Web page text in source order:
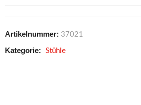
Artikelnummer: 37021
Kategorie: Stühle